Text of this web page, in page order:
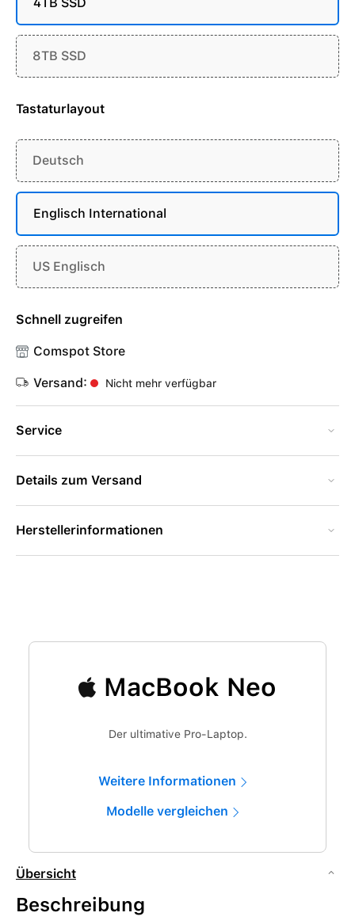
8TB SSD
Tastaturlayout
Deutsch
Englisch International
US Englisch
Schnell zugreifen
Comspot Store
Versand: Nicht mehr verfügbar
Service
Details zum Versand
Herstellerinformationen
MacBook Neo
Der ultimative Pro-Laptop.
Weitere Informationen
Modelle vergleichen
Übersicht
Beschreibung